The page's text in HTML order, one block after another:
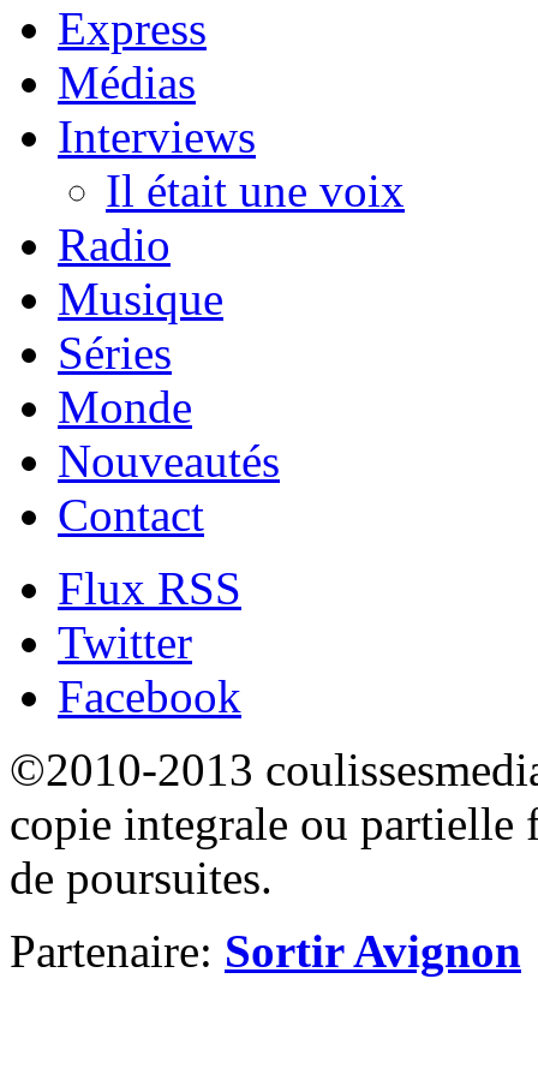
Express
Médias
Interviews
Il était une voix
Radio
Musique
Séries
Monde
Nouveautés
Contact
Flux RSS
Twitter
Facebook
©2010-2013
copie integrale ou partielle
de poursuites.
Partenaire: Sortir Avignon